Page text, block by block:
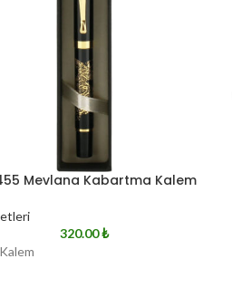
Mevlana Kabartma Kalem
320.00₺